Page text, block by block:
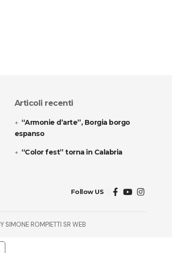
Articoli recenti
“Armonie d’arte”, Borgia borgo
espanso
“Color fest” torna in Calabria
Follow US
ROMPIETTI SR WEB